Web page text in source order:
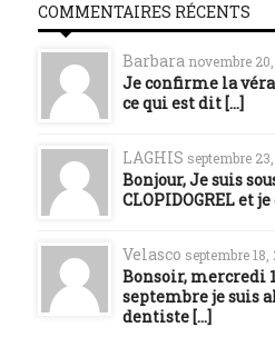
COMMENTAIRES RÉCENTS
Barbara novembre
Je confirme la
ce qui est dit [...]
LAGHIS septembre
Bonjour, Je suis
CLOPIDOGREL et
Velasco septembre 18,
Bonsoir, mercredi
septembre je suis
dentiste [...]